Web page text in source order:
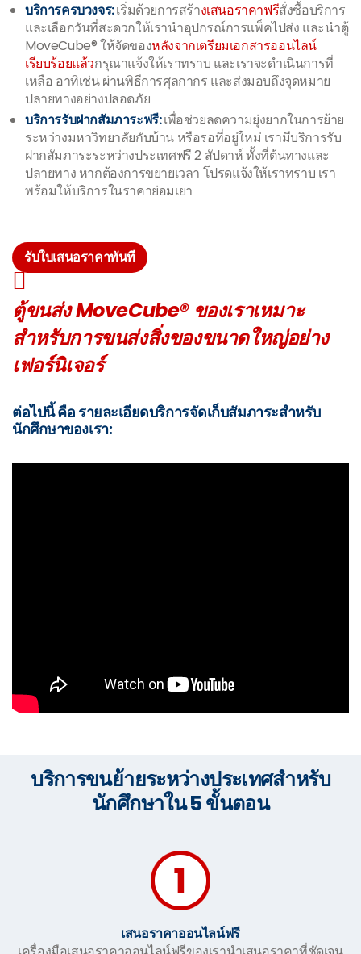
บริการครบวงจร:เริ่มด้วยการสร้างเสนอราคาฟรีสั่งซื้อบริการ
และเลือกวันที่สะดวกให้เรานำอุปกรณ์การแพ็คไปส่ง และนำตู้
MoveCube® ให้จัดของหลังจากเตรียมเอกสารออนไลน์
เรียบร้อยแล้วกรุณาแจ้งให้เราทราบ และเราจะดำเนินการที่
เหลือ อาทิเช่น ผ่านพิธีการศุลกากร และส่งมอบถึงจุดหมาย
ปลายทางอย่างปลอดภัย
บริการรับฝากสัมภาระฟรี:เพื่อช่วยลดความยุ่งยากในการย้าย
ระหว่างมหาวิทยาลัยกับบ้าน หรือรอที่อยู่ใหม่ เรามีบริการรับ
ฝากสัมภาระระหว่างประเทศฟรี 2 สัปดาห์ ทั้งที่ต้นทางและ
ปลายทาง หากต้องการขยายเวลา โปรดแจ้งให้เราทราบ เรา
พร้อมให้บริการในราคาย่อมเยา
รับใบเสนอราคาทันที
ตู้ขนส่ง MoveCube® ของเราเหมาะ
สำหรับการขนส่งสิ่งของขนาดใหญ่อย่าง
เฟอร์นิเจอร์
ต่อไปนี้ คือ รายละเอียดบริการจัดเก็บสัมภาระสำหรับ
นักศึกษาของเรา:
บริการขนย้ายระหว่างประเทศสำหรับ
นักศึกษาใน 5 ขั้นตอน
เสนอราคาออนไลน์ฟรี